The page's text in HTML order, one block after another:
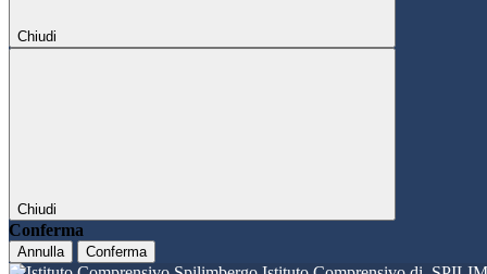
Chiudi
Chiudi
Conferma
Annulla Conferma